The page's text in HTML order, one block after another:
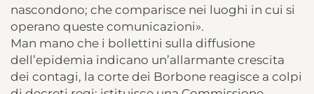
nascondono; che comparisce nei luoghi in cui si
operano queste comunicazioni».
Man mano che i bollettini sulla diffusione
dell’epidemia indicano un’allarmante crescita
dei contagi, la corte dei Borbone reagisce a colpi